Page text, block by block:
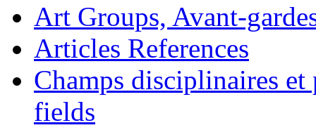
Art Groups, Avant-
Articles References
Champs disciplinaires
fields